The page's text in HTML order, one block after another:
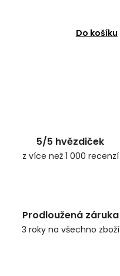
Do košíku
5/5 hvězdiček
z více než 1 000 recenzí
Prodloužená záruka
3 roky na všechno zboží